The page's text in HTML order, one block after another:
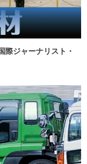
際ジャーナリスト・